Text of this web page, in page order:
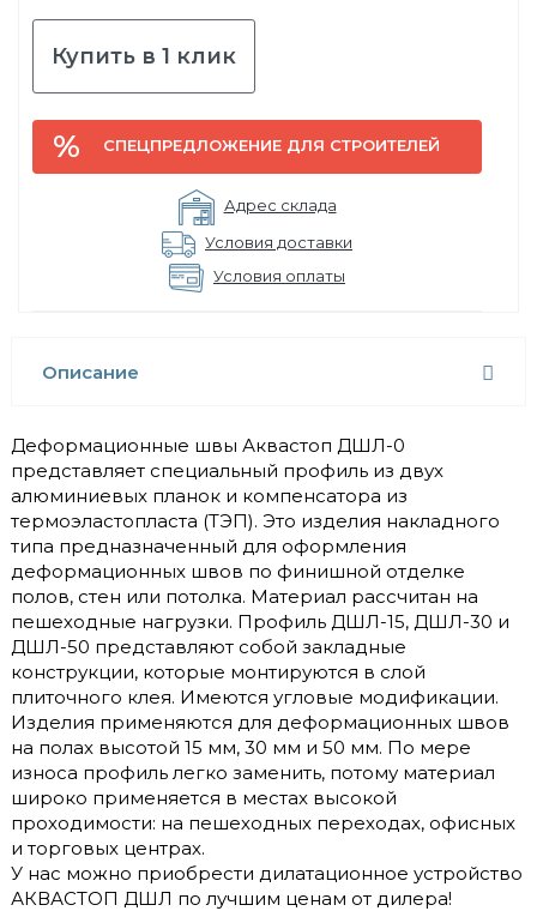
Купить в 1 клик
СПЕЦПРЕДЛОЖЕНИЕ ДЛЯ СТРОИТЕЛЕЙ
Адрес склада
Условия доставки
Условия оплаты
Описание
Деформационные швы Аквастоп ДШЛ-0
представляет специальный профиль из двух
алюминиевых планок и компенсатора из
термоэластопласта (ТЭП). Это изделия накладного
типа предназначенный для оформления
деформационных швов по финишной отделке
полов, стен или потолка. Материал рассчитан на
пешеходные нагрузки. Профиль ДШЛ-15, ДШЛ-30 и
ДШЛ-50 представляют собой закладные
конструкции, которые монтируются в слой
плиточного клея. Имеются угловые модификации.
Изделия применяются для деформационных швов
на полах высотой 15 мм, 30 мм и 50 мм. По мере
износа профиль легко заменить, потому материал
широко применяется в местах высокой
проходимости: на пешеходных переходах, офисных
и торговых центрах.
У нас можно приобрести дилатационное устройство
АКВАСТОП ДШЛ по лучшим ценам от дилера!